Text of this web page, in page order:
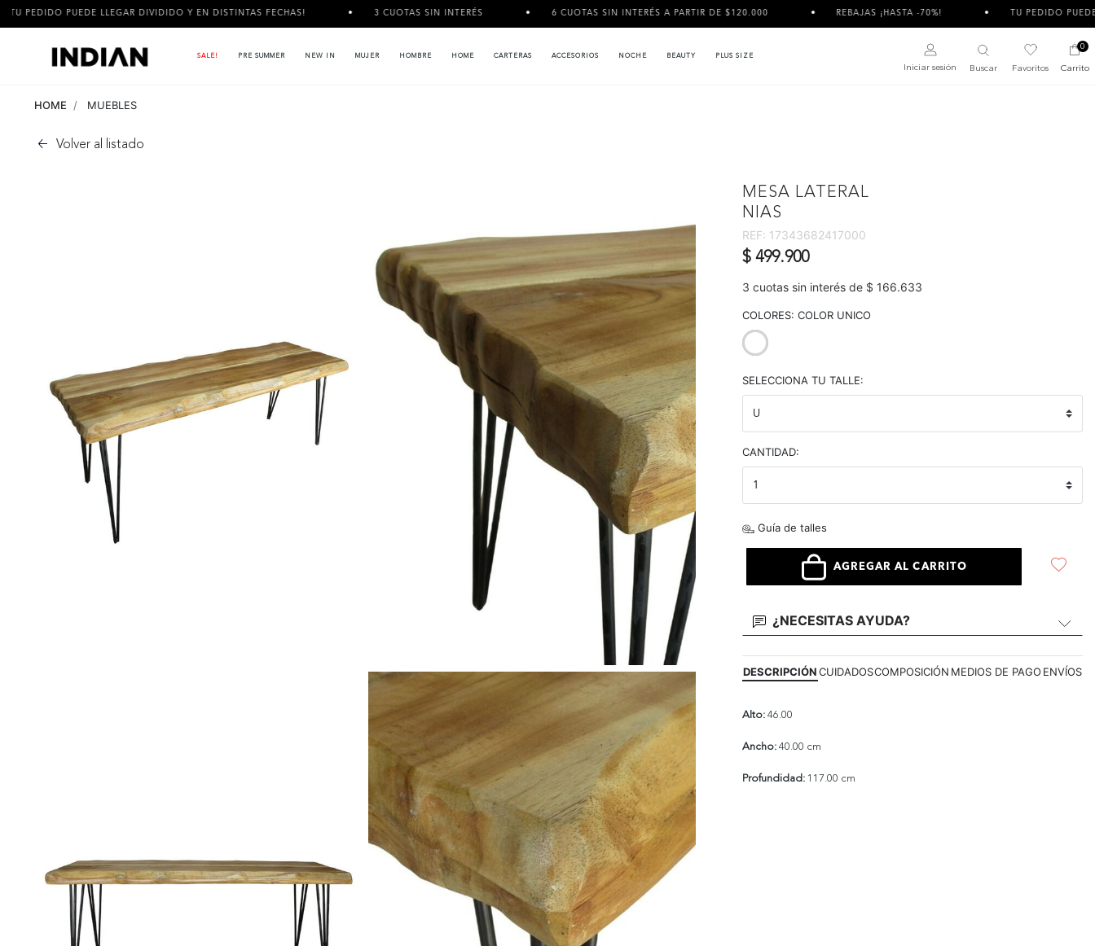
LLEGAR DIVIDIDO Y EN DISTINTAS FECHAS! 3 CUOTAS SIN INTERÉS 6 CUOTAS SIN INTERÉS A PARTIR DE $120.000 REBAJAS ¡HASTA -70%! TU PEDIDO PUEDE LLEGAR
SALE! PRE SUMMER NEW IN MUJER HOMBRE HOME CARTERAS ACCESORIOS NOCHE BEAUTY PLUS SIZE
Iniciar sesión Buscar Favoritos
0
Carrito
HOME MUEBLES
Volver al listado
MESA LATERAL
NIAS
REF: 17343682417000
$ 499.900
3 cuotas sin interés de $ 166.633
COLORES: COLOR UNICO
SELECCIONA TU TALLE:
CANTIDAD:
Guía de talles
AGREGAR AL CARRITO
¿NECESITAS AYUDA?
DESCRIPCIÓNCUIDADOSCOMPOSICIÓN MEDIOS DE PAGO ENVÍOS
Alto: 46.00
Ancho: 40.00 cm
Profundidad: 117.00 cm